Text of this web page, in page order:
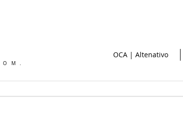
OCA | Altenativo